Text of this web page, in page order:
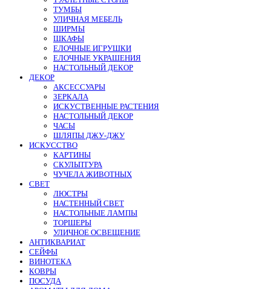
ТУМБЫ
УЛИЧНАЯ МЕБЕЛЬ
ШИРМЫ
ШКАФЫ
ЕЛОЧНЫЕ ИГРУШКИ
ЕЛОЧНЫЕ УКРАШЕНИЯ
НАСТОЛЬНЫЙ ДЕКОР
ДЕКОР
АКСЕССУАРЫ
ЗЕРКАЛА
ИСКУСТВЕННЫЕ РАСТЕНИЯ
НАСТОЛЬНЫЙ ДЕКОР
ЧАСЫ
ШЛЯПЫ ДЖУ-ДЖУ
ИСКУССТВО
КАРТИНЫ
СКУЛЬПТУРА
ЧУЧЕЛА ЖИВОТНЫХ
СВЕТ
ЛЮСТРЫ
НАСТЕННЫЙ СВЕТ
НАСТОЛЬНЫЕ ЛАМПЫ
ТОРШЕРЫ
УЛИЧНОЕ ОСВЕЩЕНИЕ
АНТИКВАРИАТ
СЕЙФЫ
ВИНОТЕКА
КОВРЫ
ПОСУДА